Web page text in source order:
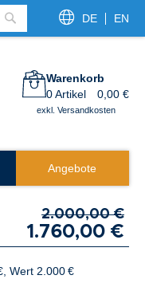
Suche
DE EN
Warenkorb
0Artikel 0,00 €
exkl. Versandkosten
Angebote
2.000,00 €
1.760,00 €
Wert 2.000 €